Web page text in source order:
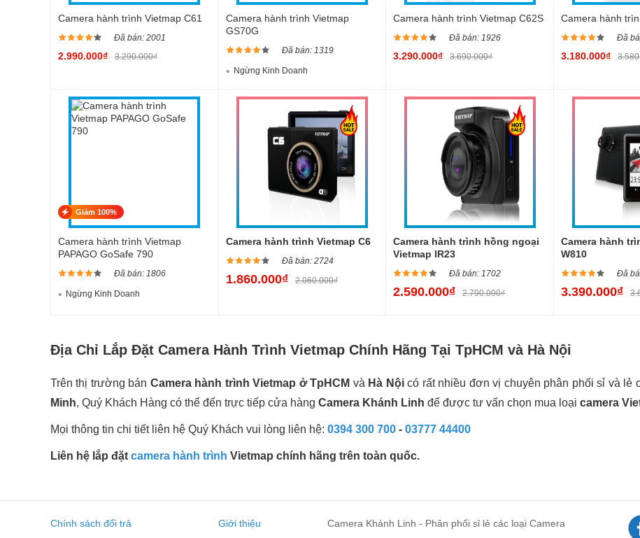
Camera hành trình Vietmap C61
Đã bán: 2001
2.990.000₫ 3.290.000₫
Camera hành trình Vietmap
GS70G
Đã bán: 1319
Ngừng Kinh Doanh
Camera hành trình Vietmap C62S
Đã bán: 1926
3.290.000₫ 3.690.000₫
Camera hành
Đã
3.180.000₫
Giảm 100%
Camera hành trình Vietmap
PAPAGO GoSafe 790
Đã bán: 1806
Ngừng Kinh Doanh
Camera hành trình Vietmap C6
Đã bán: 2724
1.860.000₫ 2.060.000₫
Camera hành trình hồng ngoại
Vietmap IR23
Đã bán: 1702
2.590.000₫ 2.790.000₫
Camera hành
W810
Đã
3.390.000₫
Địa Chỉ Lắp Đặt Camera Hành Trình Vietmap Chính Hãng Tại TpHCM và Hà Nội
Trên thị trường bán Camera hành trình Vietmap ở TpHCM và Hà Nộicó rất nhiều đơn vị chuyên phân phối sỉ và lẻ
Minh, Quý Khách Hàng có thể đến trực tiếp cửa hàng Camera Khánh Linh để được tư vấn chọn mua loại camera
Mọi thông tin chi tiết liên hệ Quý Khách vui lòng liên hệ: 0394 300 700 - 03777 44400
Liên hệ lắp đặt camera hành trình Vietmap chính hãng trên toàn quốc.
Chính sách đổi trả Giới thiệu Camera Khánh Linh - Phân phối sỉ lẻ các loại Camera